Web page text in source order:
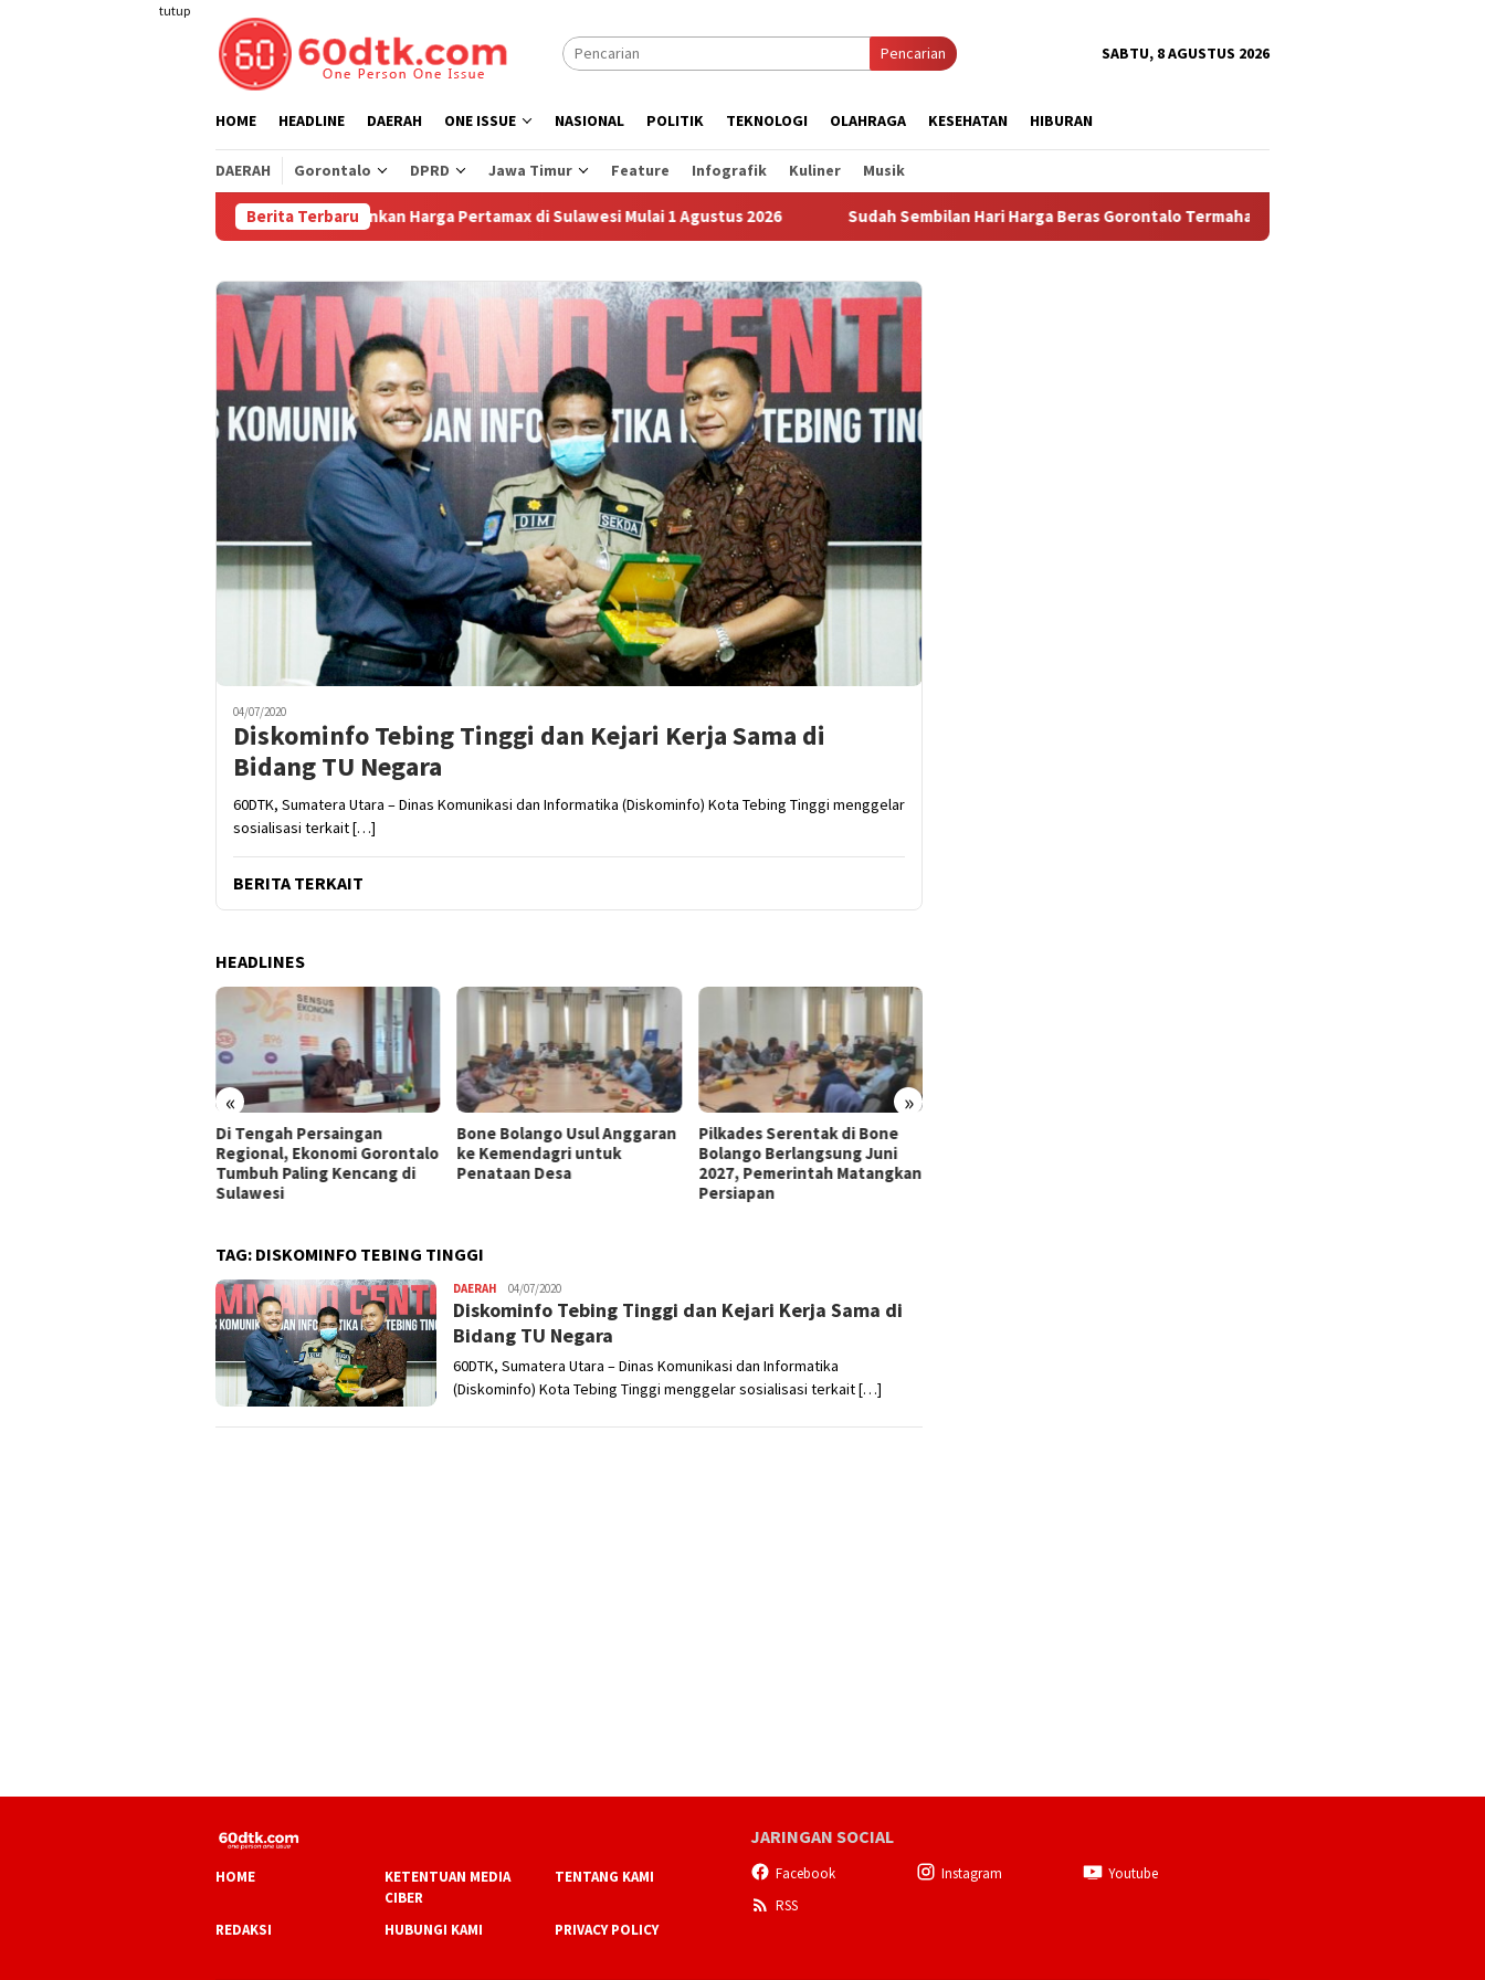
tutup
Pencarian SABTU, 8 AGUSTUS 2026
HOME HEADLINE DAERAH ONE ISSUE NASIONAL POLITIK TEKNOLOGI OLAHRAGA KESEHATAN HIBURAN
DAERAH Gorontalo DPRD Jawa Timur Feature Infografik Kuliner Musik
Berita Terbaru
Pertamina Turunkan Harga Pertamax di Sulawesi Mulai 1 Agustus 2026 Sudah Sembilan Hari Harga Beras Gorontalo Termahal di Indonesia, Pemprov Tidak Punya
04/07/2020
Diskominfo Tebing Tinggi dan Kejari Kerja Sama di
Bidang TU Negara
60DTK, Sumatera Utara – Dinas Komunikasi dan Informatika (Diskominfo) Kota Tebing Tinggi menggelar
sosialisasi terkait […]
BERITA TERKAIT
HEADLINES
« »
Di Tengah Persaingan
Regional, Ekonomi Gorontalo
Tumbuh Paling Kencang di
Sulawesi
Bone Bolango Usul Anggaran
ke Kemendagri untuk
Penataan Desa
Pilkades Serentak di Bone
Bolango Berlangsung Juni
2027, Pemerintah Matangkan
Persiapan
TAG: DISKOMINFO TEBING TINGGI
DAERAH Nikhen
Mokoginta
04/07/2020
Diskominfo Tebing Tinggi dan Kejari Kerja Sama di
Bidang TU Negara
60DTK, Sumatera Utara – Dinas Komunikasi dan Informatika
(Diskominfo) Kota Tebing Tinggi menggelar sosialisasi terkait […]
HOME
KETENTUAN MEDIA
CIBER
TENTANG KAMI
REDAKSI HUBUNGI KAMI PRIVACY POLICY
JARINGAN SOCIAL
Facebook Instagram
Youtube
RSS